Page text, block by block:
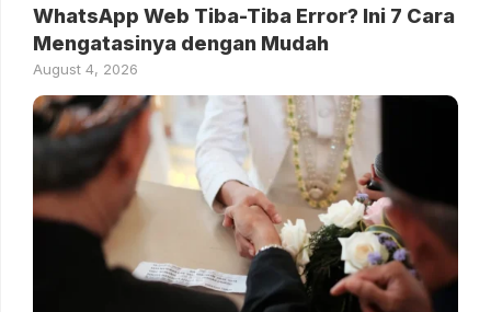
WhatsApp Web Tiba-Tiba Error? Ini 7 Cara
Mengatasinya dengan Mudah
August 4, 2026